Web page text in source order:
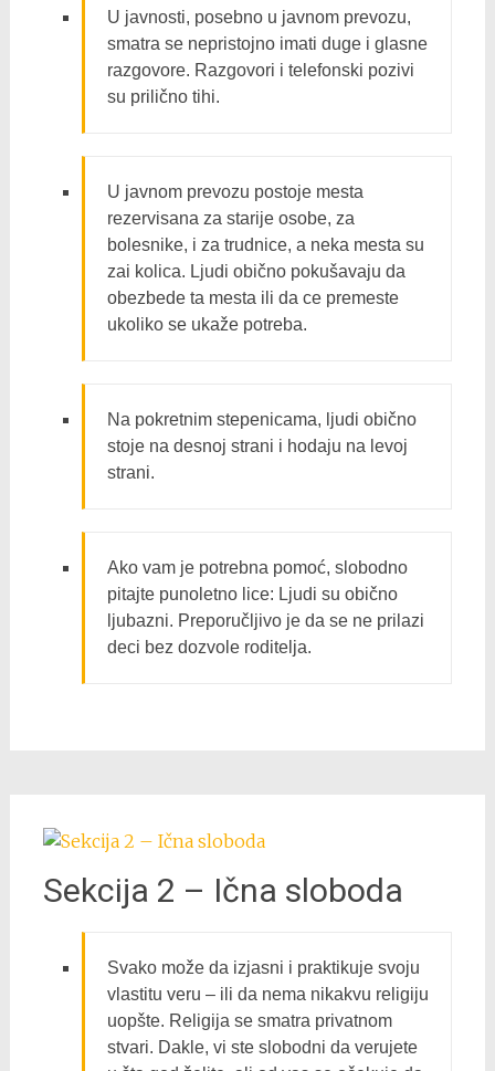
U javnosti, posebno u javnom prevozu,
smatra se nepristojno imati duge i glasne
razgovore. Razgovori i telefonski pozivi
su prilično tihi.
U javnom prevozu postoje mesta
rezervisana za starije osobe, za
bolesnike, i za trudnice, a neka mesta su
zai kolica. Ljudi obično pokušavaju da
obezbede ta mesta ili da ce premeste
ukoliko se ukaže potreba.
Na pokretnim stepenicama, ljudi obično
stoje na desnoj strani i hodaju na levoj
strani.
Ako vam je potrebna pomoć, slobodno
pitajte punoletno lice: Ljudi su obično
ljubazni. Preporučljivo je da se ne prilazi
deci bez dozvole roditelja.
Sekcija 2 – Ična sloboda
Svako može da izjasni i praktikuje svoju
vlastitu veru – ili da nema nikakvu religiju
uopšte. Religija se smatra privatnom
stvari. Dakle, vi ste slobodni da verujete